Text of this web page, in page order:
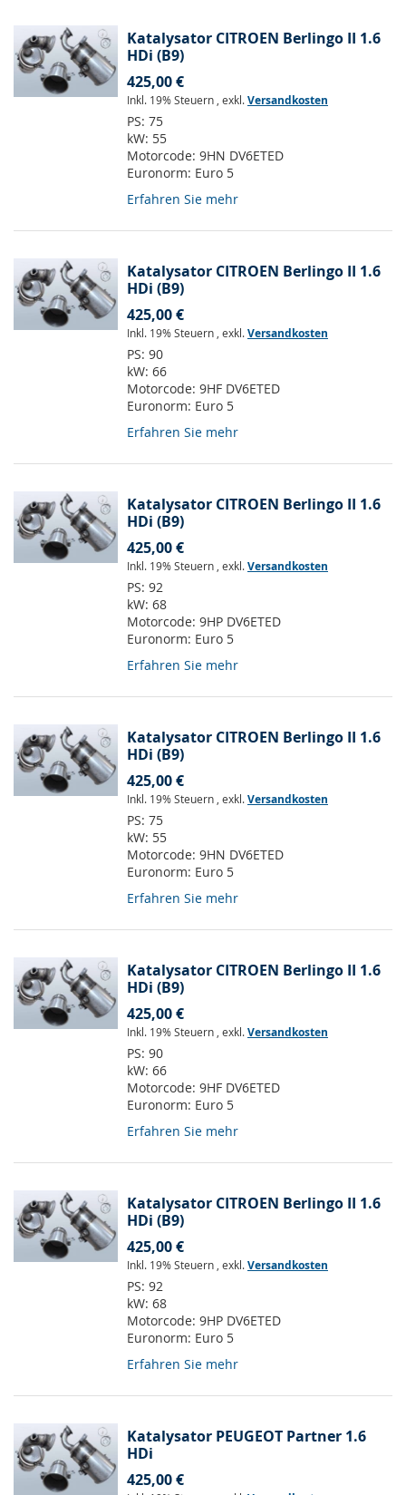
Katalysator CITROEN Berlingo II 1.6
HDi (B9)
425,00 €
Inkl. 19% Steuern , exkl.Versandkosten
PS: 75
kW: 55
Motorcode: 9HN DV6ETED
Euronorm: Euro 5
Erfahren Sie mehr
Katalysator CITROEN Berlingo II 1.6
HDi (B9)
425,00 €
Inkl. 19% Steuern , exkl.Versandkosten
PS: 90
kW: 66
Motorcode: 9HF DV6ETED
Euronorm: Euro 5
Erfahren Sie mehr
Katalysator CITROEN Berlingo II 1.6
HDi (B9)
425,00 €
Inkl. 19% Steuern , exkl.Versandkosten
PS: 92
kW: 68
Motorcode: 9HP DV6ETED
Euronorm: Euro 5
Erfahren Sie mehr
Katalysator CITROEN Berlingo II 1.6
HDi (B9)
425,00 €
Inkl. 19% Steuern , exkl.Versandkosten
PS: 75
kW: 55
Motorcode: 9HN DV6ETED
Euronorm: Euro 5
Erfahren Sie mehr
Katalysator CITROEN Berlingo II 1.6
HDi (B9)
425,00 €
Inkl. 19% Steuern , exkl.Versandkosten
PS: 90
kW: 66
Motorcode: 9HF DV6ETED
Euronorm: Euro 5
Erfahren Sie mehr
Katalysator CITROEN Berlingo II 1.6
HDi (B9)
425,00 €
Inkl. 19% Steuern , exkl.Versandkosten
PS: 92
kW: 68
Motorcode: 9HP DV6ETED
Euronorm: Euro 5
Erfahren Sie mehr
Katalysator PEUGEOT Partner 1.6
HDi
425,00 €